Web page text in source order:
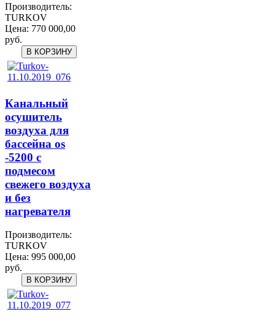
Производитель:
TURKOV
Цена: 770 000,00
руб.
Канальный
осушитель
воздуха для
бассейна os
-5200 с
подмесом
свежего воздуха
и без
нагревателя
Производитель:
TURKOV
Цена: 995 000,00
руб.